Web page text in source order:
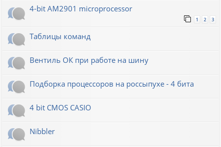
4-bit AM2901 microprocessor
1 2 3
Таблицы команд
Вентиль ОК при работе на шину
Подборка процессоров на россыпухе - 4 бита
4 bit CMOS CASIO
Nibbler